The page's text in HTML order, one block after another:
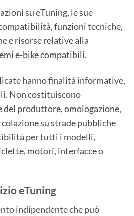
su eTuning, le sue
funzioni tecniche,
e risorse relative alla
e-bike compatibili.
hanno finalità informative,
Non costituiscono
produttore, omologazione,
su strade pubbliche
per tutti i modelli,
motori, interfacce o
eTuning
indipendente che può